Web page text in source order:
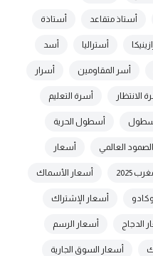
أستاذ متقاعد أستاذة
أستراليا أسد
أسر المقاومين أسرار
الانتظار أسرة التعليم
أسطول الحرية
العالمي أسعار
2025 أسعار الأسماك
أسعار الإشتراك
الدجاج أسعار الرسم
أسعار السوق الجارية